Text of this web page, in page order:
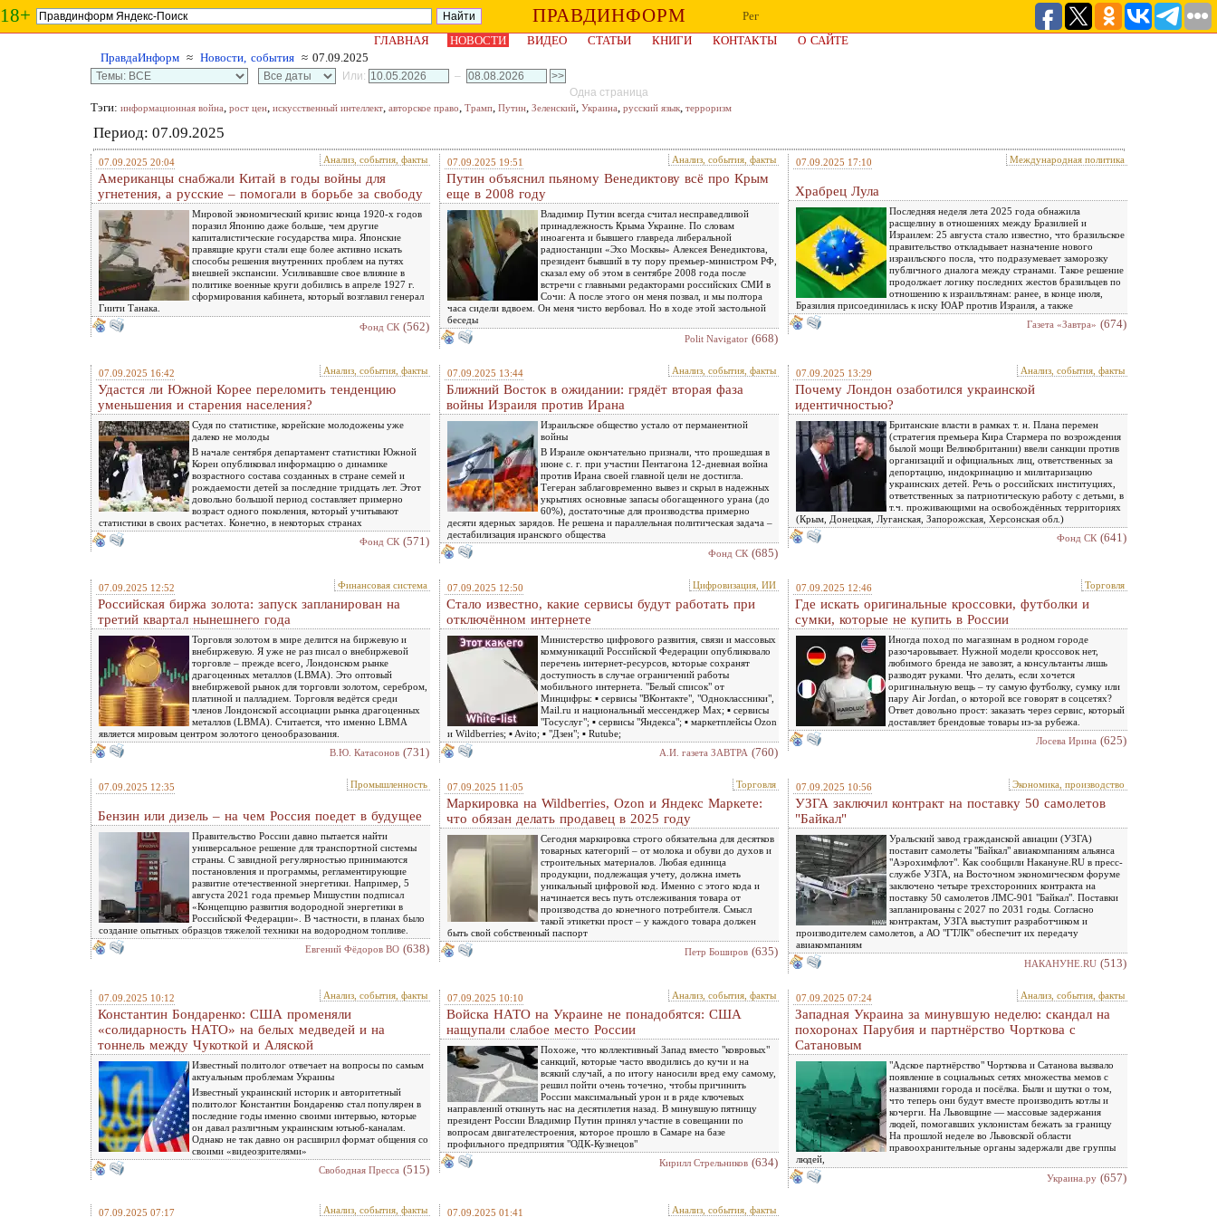
18+ ПРАВДИНФОРМ
Рег
ГЛАВНАЯ
НОВОСТИ ВИДЕО СТАТЬИ КНИГИ КОНТАКТЫ
О САЙТЕ
ПравдаИнформ ≈ Новости, события ≈ 07.09.2025
Или:
–
Одна страница
Тэги: информационная война, рост цен, искусственный интеллект, авторское право, Трамп, Путин, Зеленский, Украина, русский язык, терроризм
Период: 07.09.2025
07.09.2025 20:04 Анализ, события, факты
Американцы снабжали Китай в годы войны для
угнетения, а русские – помогали в борьбе за свободу
Мировой экономический кризис конца 1920-х годов
поразил Японию даже больше, чем другие
капиталистические государства мира. Японские
правящие круги стали еще более активно искать
способы решения внутренних проблем на путях
внешней экспансии. Усиливавшие свое влияние в
политике военные круги добились в апреле 1927 г.
сформирования кабинета, который возглавил генерал
Гиити Танака.
Фонд СК (562)
07.09.2025 19:51 Анализ, события, факты
Путин объяснил пьяному Венедиктову всё про Крым
еще в 2008 году
Владимир Путин всегда считал несправедливой
принадлежность Крыма Украине. По словам
иноагента и бывшего главреда либеральной
радиостанции «Эхо Москвы» Алексея Венедиктова,
президент бывший в ту пору премьер-министром РФ,
сказал ему об этом в сентябре 2008 года после
встречи с главными редакторами российских СМИ в
Сочи: А после этого он меня позвал, и мы полтора
часа сидели вдвоем. Он меня чисто вербовал. Но в ходе этой застольной
беседы
Polit Navigator (668)
07.09.2025 17:10 Международная политика
Храбрец Лула
Последняя неделя лета 2025 года обнажила
расщелину в отношениях между Бразилией и
Израилем: 25 августа стало известно, что бразильское
правительство откладывает назначение нового
израильского посла, что подразумевает заморозку
публичного диалога между странами. Такое решение
продолжает логику последних жестов бразильцев по
отношению к израильтянам: ранее, в конце июля,
Бразилия присоединилась к иску ЮАР против Израиля, а также
Газета «Завтра» (674)
07.09.2025 16:42 Анализ, события, факты
Удастся ли Южной Корее переломить тенденцию
уменьшения и старения населения?
Судя по статистике, корейские молодожены уже
далеко не молоды
В начале сентября департамент статистики Южной
Кореи опубликовал информацию о динамике
возрастного состава созданных в стране семей и
рождаемости детей за последние тридцать лет. Этот
довольно большой период составляет примерно
возраст одного поколения, который учитывают
статистики в своих расчетах. Конечно, в некоторых странах
Фонд СК (571)
07.09.2025 13:44 Анализ, события, факты
Ближний Восток в ожидании: грядёт вторая фаза
войны Израиля против Ирана
Израильское общество устало от перманентной
войны
В Израиле окончательно признали, что прошедшая в
июне с. г. при участии Пентагона 12-дневная война
против Ирана своей главной цели не достигла.
Тегеран заблаговременно вывез и скрыл в надежных
укрытиях основные запасы обогащенного урана (до
60%), достаточные для производства примерно
десяти ядерных зарядов. Не решена и параллельная политическая задача –
дестабилизация иранского общества
Фонд СК (685)
07.09.2025 13:29 Анализ, события, факты
Почему Лондон озаботился украинской
идентичностью?
Британские власти в рамках т. н. Плана перемен
(стратегия премьера Кира Стармера по возрождения
былой мощи Великобритании) ввели санкции против
организаций и официальных лиц, ответственных за
депортацию, индокринацию и милитаризацию
украинских детей. Речь о российских институциях,
ответственных за патриотическую работу с детьми, в
т.ч. проживающими на освобождённых территориях
(Крым, Донецкая, Луганская, Запорожская, Херсонская обл.)
Фонд СК (641)
07.09.2025 12:52 Финансовая система
Российская биржа золота: запуск запланирован на
третий квартал нынешнего года
Торговля золотом в мире делится на биржевую и
внебиржевую. Я уже не раз писал о внебиржевой
торговле – прежде всего, Лондонском рынке
драгоценных металлов (LBMA). Это оптовый
внебиржевой рынок для торговли золотом, серебром,
платиной и палладием. Торговля ведётся среди
членов Лондонской ассоциации рынка драгоценных
металлов (LBMA). Считается, что именно LBMA
является мировым центром золотого ценообразования.
В.Ю. Катасонов (731)
07.09.2025 12:50 Цифровизация, ИИ
Стало известно, какие сервисы будут работать при
отключённом интернете
Министерство цифрового развития, связи и массовых
коммуникаций Российской Федерации опубликовало
перечень интернет-ресурсов, которые сохранят
доступность в случае ограничений работы
мобильного интернета. "Белый список" от
Минцифры: ▪️ сервисы "ВКонтакте", "Oдноклассники",
Mail.ru и национальный мессенджер Max; ▪️ сервисы
"Госуслуг"; ▪️ сервисы "Яндекса"; ▪️ маркетплейсы Ozon
и Wildberries; ▪️ Avito; ▪️ "Дзен"; ▪️ Rutube;
А.И. газета ЗАВТРА (760)
07.09.2025 12:46 Торговля
Где искать оригинальные кроссовки, футболки и
сумки, которые не купить в России
Иногда поход по магазинам в родном городе
разочаровывает. Нужной модели кроссовок нет,
любимого бренда не завозят, а консультанты лишь
разводят руками. Что делать, если хочется
оригинальную вещь – ту самую футболку, сумку или
пару Air Jordan, о которой все говорят в соцсетях?
Ответ довольно прост: заказать через сервис, который
доставляет брендовые товары из-за рубежа.
Лосева Ирина (625)
07.09.2025 12:35 Промышленность
Бензин или дизель – на чем Россия поедет в будущее
Правительство России давно пытается найти
универсальное решение для транспортной системы
страны. С завидной регулярностью принимаются
постановления и программы, регламентирующие
развитие отечественной энергетики. Например, 5
августа 2021 года премьер Мишустин подписал
«Концепцию развития водородной энергетики в
Российской Федерации». В частности, в планах было
создание опытных образцов тяжелой техники на водородном топливе.
Евгений Фёдоров ВО (638)
07.09.2025 11:05 Торговля
Маркировка на Wildberries, Ozon и Яндекс Маркете:
что обязан делать продавец в 2025 году
Сегодня маркировка строго обязательна для десятков
товарных категорий – от молока и обуви до духов и
строительных материалов. Любая единица
продукции, подлежащая учету, должна иметь
уникальный цифровой код. Именно с этого кода и
начинается весь путь отслеживания товара от
производства до конечного потребителя. Смысл
такой этикетки прост – у каждого товара должен
быть свой собственный паспорт
Петр Боширов (635)
07.09.2025 10:56 Экономика, производство
УЗГА заключил контракт на поставку 50 самолетов
"Байкал"
Уральский завод гражданской авиации (УЗГА)
поставит самолеты "Байкал" авиакомпаниям альянса
"Аэрохимфлот". Как сообщили Накануне.RU в пресс-
службе УЗГА, на Восточном экономическом форуме
заключено четыре трехсторонних контракта на
поставку 50 самолетов ЛМС-901 "Байкал". Поставки
запланированы с 2027 по 2031 годы. Согласно
контрактам, УЗГА выступит разработчиком и
производителем самолетов, а АО "ГТЛК" обеспечит их передачу
авиакомпаниям
НАКАНУНЕ.RU (513)
07.09.2025 10:12 Анализ, события, факты
Константин Бондаренко: США променяли
«солидарность НАТО» на белых медведей и на
тоннель между Чукоткой и Аляской
Известный политолог отвечает на вопросы по самым
актуальным проблемам Украины
Известный украинский историк и авторитетный
политолог Константин Бондаренко стал популярен в
последние годы именно своими интервью, которые
он давал различным украинским ютьюб-каналам.
Однако не так давно он расширил формат общения со
своими «видеозрителями»
Свободная Пресса (515)
07.09.2025 10:10 Анализ, события, факты
Войска НАТО на Украине не понадобятся: США
нащупали слабое место России
Похоже, что коллективный Запад вместо "ковровых"
санкций, которые часто вводились до кучи и на
всякий случай, а по итогу наносили вред ему самому,
решил пойти очень точечно, чтобы причинить
России максимальный урон и в ряде ключевых
направлений откинуть нас на десятилетия назад. В минувшую пятницу
президент России Владимир Путин принял участие в совещании по
вопросам двигателестроения, которое прошло в Самаре на базе
профильного предприятия "ОДК-Кузнецов"
Кирилл Стрельников (634)
07.09.2025 07:24 Анализ, события, факты
Западная Украина за минувшую неделю: скандал на
похоронах Парубия и партнёрство Чорткова с
Сатановым
"Адское партнёрство" Чорткова и Сатанова вызвало
появление в социальных сетях множества мемов с
названиями города и посёлка. Были и шутки о том,
что теперь они будут вместе производить котлы и
кочерги. На Львовщине — массовые задержания
людей, помогавших уклонистам бежать за границу
На прошлой неделе во Львовской области
правоохранительные органы задержали две группы
людей,
Украина.ру (657)
07.09.2025 07:17 Анализ, события, факты 07.09.2025 01:41 Анализ, события, факты